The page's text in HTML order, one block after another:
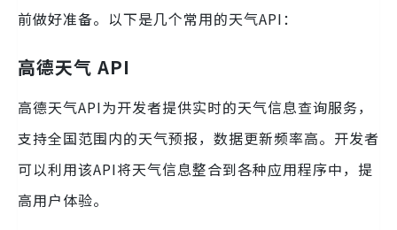
前做好准备。以下是几个常用的天气API：
高德天气 API
高德天气API为开发者提供实时的天气信息查询服务，
支持全国范围内的天气预报，数据更新频率高。开发者
可以利用该API将天气信息整合到各种应用程序中，提
高用户体验。